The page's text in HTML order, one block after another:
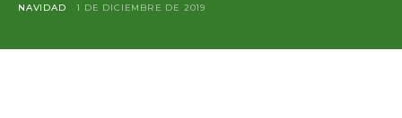
NAVIDAD 1 DE DICIEMBRE DE 2019